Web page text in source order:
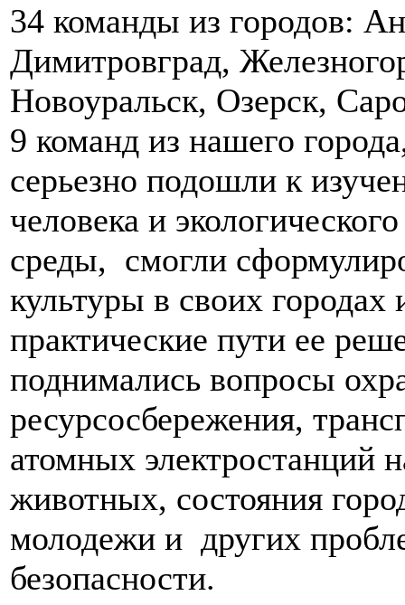
34 команды из городов:
Димитровград,
Новоуральск, Озерск,
9 команд из нашего
серьезно подошли к
человека и
среды, смогли
культуры в своих
практические пути ее
поднимались вопросы
ресурсосбережения,
атомных электростанций
животных, состояния
молодежи и других
безопасности.